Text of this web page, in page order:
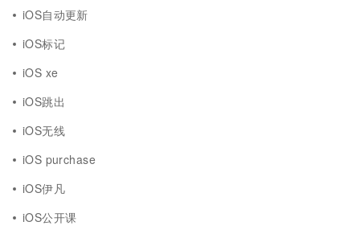
iOS自动更新
iOS标记
iOS xe
iOS跳出
iOS无线
iOS purchase
iOS伊凡
iOS公开课